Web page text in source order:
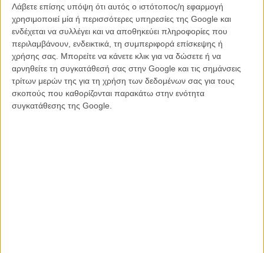
Λάβετε επίσης υπόψη ότι αυτός ο ιστότοπος/η εφαρμογή
χρησιμοποιεί μία ή περισσότερες υπηρεσίες της Google και
ενδέχεται να συλλέγει και να αποθηκεύει πληροφορίες που
περιλαμβάνουν, ενδεικτικά, τη συμπεριφορά επίσκεψης ή
χρήσης σας. Μπορείτε να κάνετε κλικ για να δώσετε ή να
αρνηθείτε τη συγκατάθεσή σας στην Google και τις σημάνσεις
τρίτων μερών της για τη χρήση των δεδομένων σας για τους
σκοπούς που καθορίζονται παρακάτω στην ενότητα
συγκατάθεσης της Google.
Θρίαμβος της «Αγάπης» στα βραβεία της Εθνικής
Ενωσης Κριτικών της Αμερικής
ΝΕΑ /06 ΙΑΝ 2013 / Μανώλης Κρανάκης
Εμανουέλ Ριβά: Η γυναίκα της χρονιάς (είναι έτοιμη
για το Οσκαρ της!)
11 ΙΑΝ 2013 Μανώλης Κρανάκης